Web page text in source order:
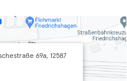
69a, 12587